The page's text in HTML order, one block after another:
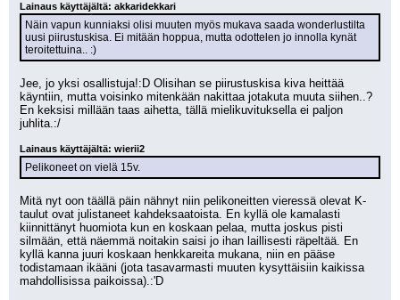
Lainaus käyttäjältä: akkaridekkari
Näin vapun kunniaksi olisi muuten myös mukava saada wonderlustilta
uusi piirustuskisa. Ei mitään hoppua, mutta odottelen jo innolla kynät
teroitettuina.. :)
Jee, jo yksi osallistuja!:D Olisihan se piirustuskisa kiva heittää
käyntiin, mutta voisinko mitenkään nakittaa jotakuta muuta siihen..?
En keksisi millään taas aihetta, tällä mielikuvituksella ei paljon
juhlita.:/
Lainaus käyttäjältä: wierii2
Pelikoneet on vielä 15v.
Mitä nyt oon täällä päin nähnyt niin pelikoneitten vieressä olevat K-
taulut ovat julistaneet kahdeksaatoista. En kyllä ole kamalasti
kiinnittänyt huomiota kun en koskaan pelaa, mutta joskus pisti
silmään, että näemmä noitakin saisi jo ihan laillisesti räpeltää. En
kyllä kanna juuri koskaan henkkareita mukana, niin en pääse
todistamaan ikääni (jota tasavarmasti muuten kysyttäisiin kaikissa
mahdollisissa paikoissa).:'D